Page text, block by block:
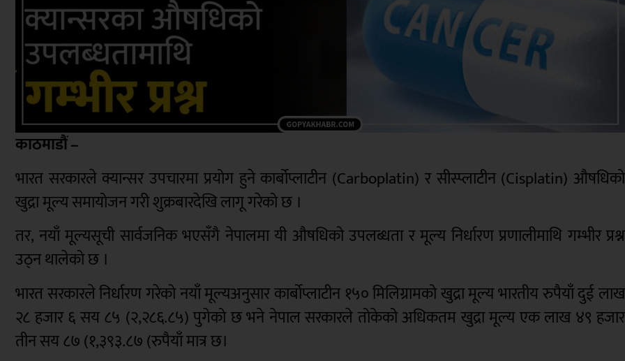
काठमाडौं –
भारत सरकारले क्यान्सर उपचारमा प्रयोग हुने कार्बोप्लाटीन (Carboplatin) र सीस्प्लाटीन (Cisplatin) औषधिको
खुद्रा मूल्य समायोजन गरी शुक्रबारदेखि लागू गरेको छ ।
तर, नयाँ मूल्यसूची सार्वजनिक भएसँगै नेपालमा यी औषधिको उपलब्धता र मूल्य निर्धारण प्रणालीमाथि गम्भीर प्रश्न
उठ्न थालेको छ ।
भारत सरकारले निर्धारण गरेको नयाँ मूल्यअनुसार कार्बोप्लाटीन १५० मिलिग्रामको खुद्रा मूल्य भारतीय रुपैयाँ दुई लाख
२८ हजार ६ सय ८५ (२,२८६.८५) पुगेको छ भने नेपाल सरकारले तोकेको अधिकतम खुद्रा मूल्य एक लाख ४९ हजार
तीन सय ८७ (१,३९३.८७ (रुपैयाँ मात्र छ।